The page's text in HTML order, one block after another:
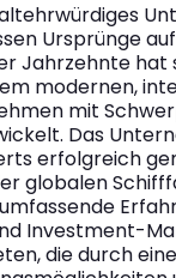
altehrwürdiges
Ursprünge auf
Jahrzehnte hat
modernen,
mit
Das
erfolgreich
globalen
Investment-
die durch